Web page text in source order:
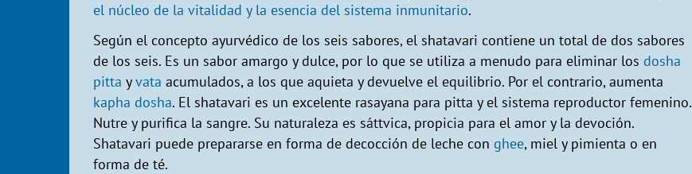
el núcleo de la vitalidad y la esencia del sistema inmunitario.
Según el concepto ayurvédico de los seis sabores, el shatavari contiene un total de dos sabores
de los seis. Es un sabor amargo y dulce, por lo que se utiliza a menudo para eliminar los dosha
pitta yvata acumulados, a los que aquieta y devuelve el equilibrio. Por el contrario, aumenta
kapha dosha. El shatavari es un excelente rasayana para pitta y el sistema reproductor femenino.
Nutre y purifica la sangre. Su naturaleza es sáttvica, propicia para el amor y la devoción.
Shatavari puede prepararse en forma de decocción de leche con ghee, miel y pimienta o en
forma de té.